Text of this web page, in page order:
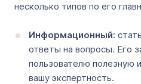
несколько типов по его
Информационный:
ответы на вопросы. Его
пользователю полезную
вашу экспертность.